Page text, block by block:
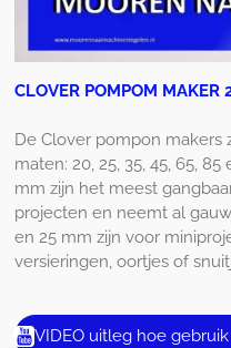
CLOVER POMPOM MAKER
De Clover pompon makers
maten: 20, 25, 35, 45, 65,
mm zijn het meest
projecten en neemt al
en 25 mm zijn voor
versieringen, oortjes of
VIDEO uitleg hoe